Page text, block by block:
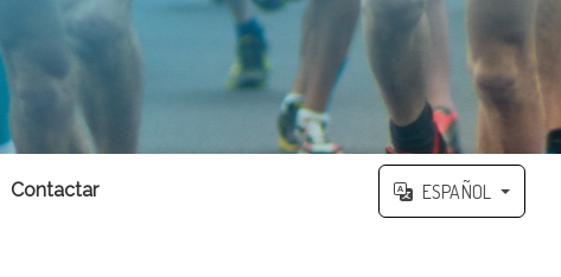
Contactar ESPAÑOL